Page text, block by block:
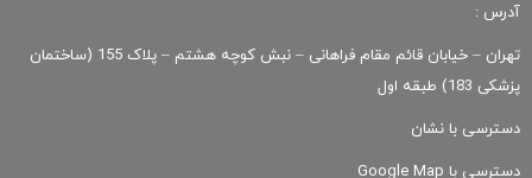
آدرس :
تهران – خیابان قائم مقام فراهانی – نبش کوچه هشتم – پلاک 155 (ساختمان
پزشکی 183) طبقه اول
دسترسی با نشان
دسترسی با Google Map